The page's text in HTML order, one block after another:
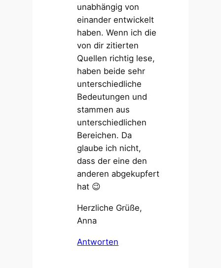
unabhängig von
einander entwickelt
haben. Wenn ich die
von dir zitierten
Quellen richtig lese,
haben beide sehr
unterschiedliche
Bedeutungen und
stammen aus
unterschiedlichen
Bereichen. Da
glaube ich nicht,
dass der eine den
anderen abgekupfert
hat 😉
Herzliche Grüße,
Anna
Antworten